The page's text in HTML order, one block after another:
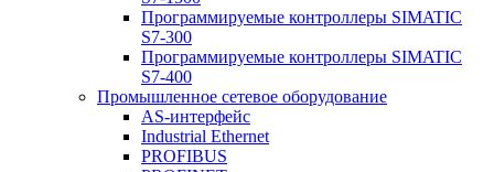
Программируемые контроллеры SIMATIC
S7-300
Программируемые контроллеры SIMATIC
S7-400
Промышленное сетевое оборудование
AS-интерфейс
Industrial Ethernet
PROFIBUS